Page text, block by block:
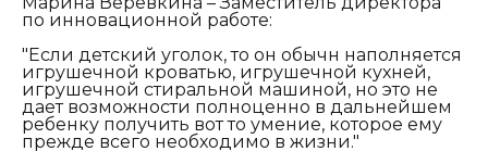
по инновационной работе:
"Если детский уголок, то он обычн наполняется
игрушечной кроватью, игрушечной кухней,
игрушечной стиральной машиной, но это не
дает возможности полноценно в дальнейшем
ребенку получить вот то умение, которое ему
прежде всего необходимо в жизни."